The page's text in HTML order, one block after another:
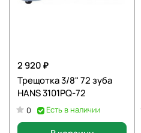
2 920 ₽
Трещотка 3/8" 72 зуба
HANS 3101PQ-72
0 Есть в наличии